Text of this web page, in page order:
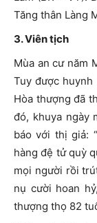
Tăng thân Làng
3. Viên tịch
Mùa an cư năm
Tuy được
Hòa thượng đã
đó, khuya ngày
báo với thị giả:
hàng đệ tử quỳ
mọi người rồi
nụ cười hoan
thượng thọ 82